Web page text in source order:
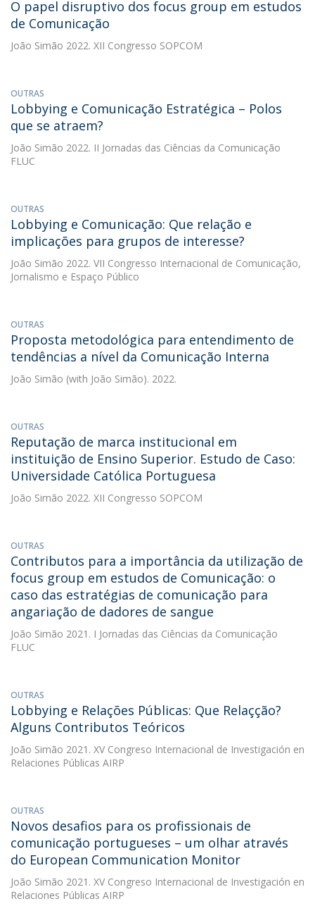
O papel disruptivo dos focus group em estudos
de Comunicação
João Simão 2022. XII Congresso SOPCOM
OUTRAS
Lobbying e Comunicação Estratégica – Polos
que se atraem?
João Simão 2022. II Jornadas das Ciências da Comunicação
FLUC
OUTRAS
Lobbying e Comunicação: Que relação e
implicações para grupos de interesse?
João Simão 2022. VII Congresso Internacional de Comunicação,
Jornalismo e Espaço Público
OUTRAS
Proposta metodológica para entendimento de
tendências a nível da Comunicação Interna
João Simão (with João Simão). 2022.
OUTRAS
Reputação de marca institucional em
instituição de Ensino Superior. Estudo de Caso:
Universidade Católica Portuguesa
João Simão 2022. XII Congresso SOPCOM
OUTRAS
Contributos para a importância da utilização de
focus group em estudos de Comunicação: o
caso das estratégias de comunicação para
angariação de dadores de sangue
João Simão 2021. I Jornadas das Ciências da Comunicação
FLUC
OUTRAS
Lobbying e Relações Públicas: Que Relaçção?
Alguns Contributos Teóricos
João Simão 2021. XV Congreso Internacional de Investigación en
Relaciones Públicas AIRP
OUTRAS
Novos desafios para os profissionais de
comunicação portugueses – um olhar através
do European Communication Monitor
João Simão 2021. XV Congreso Internacional de Investigación en
Relaciones Públicas AIRP